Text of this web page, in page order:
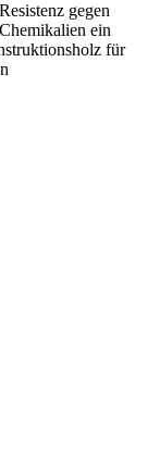
gegen
ein
für